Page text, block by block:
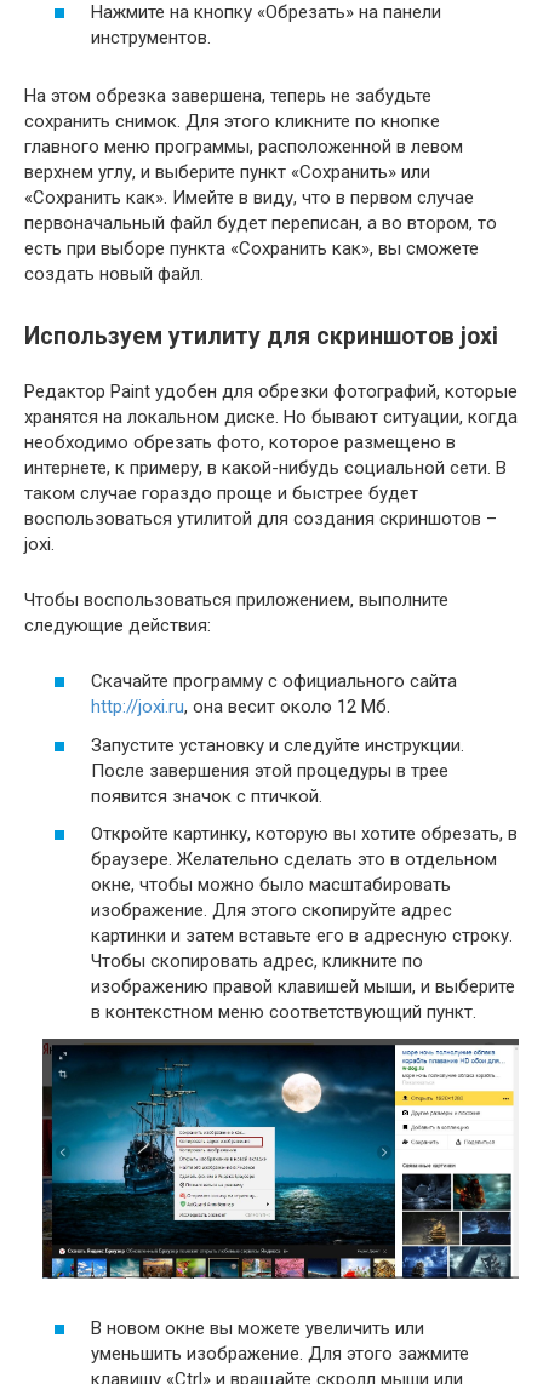
Нажмите на кнопку «Обрезать» на панели
инструментов.
На этом обрезка завершена, теперь не забудьте
сохранить снимок. Для этого кликните по кнопке
главного меню программы, расположенной в левом
верхнем углу, и выберите пункт «Сохранить» или
«Сохранить как». Имейте в виду, что в первом случае
первоначальный файл будет переписан, а во втором, то
есть при выборе пункта «Сохранить как», вы сможете
создать новый файл.
Используем утилиту для скриншотов joxi
Редактор Paint удобен для обрезки фотографий, которые
хранятся на локальном диске. Но бывают ситуации, когда
необходимо обрезать фото, которое размещено в
интернете, к примеру, в какой-нибудь социальной сети. В
таком случае гораздо проще и быстрее будет
воспользоваться утилитой для создания скриншотов –
joxi.
Чтобы воспользоваться приложением, выполните
следующие действия:
Скачайте программу с официального сайта
http://joxi.ru, она весит около 12 Мб.
Запустите установку и следуйте инструкции.
После завершения этой процедуры в трее
появится значок с птичкой.
Откройте картинку, которую вы хотите обрезать, в
браузере. Желательно сделать это в отдельном
окне, чтобы можно было масштабировать
изображение. Для этого скопируйте адрес
картинки и затем вставьте его в адресную строку.
Чтобы скопировать адрес, кликните по
изображению правой клавишей мыши, и выберите
в контекстном меню соответствующий пункт.
В новом окне вы можете увеличить или
уменьшить изображение. Для этого зажмите
клавишу «Сtrl» и вращайте скролл мыши или